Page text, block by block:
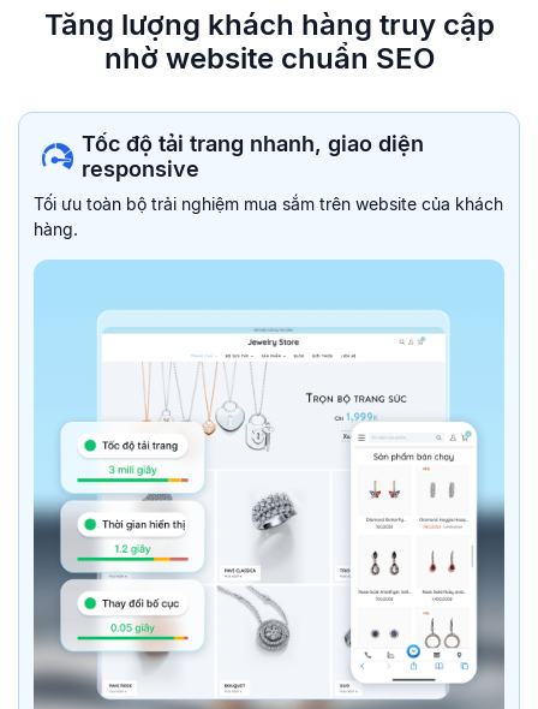
Tăng lượng khách hàng truy cập
nhờ website chuẩn SEO
Tốc độ tải trang nhanh, giao diện
responsive
Tối ưu toàn bộ trải nghiệm mua sắm trên website của khách
hàng.